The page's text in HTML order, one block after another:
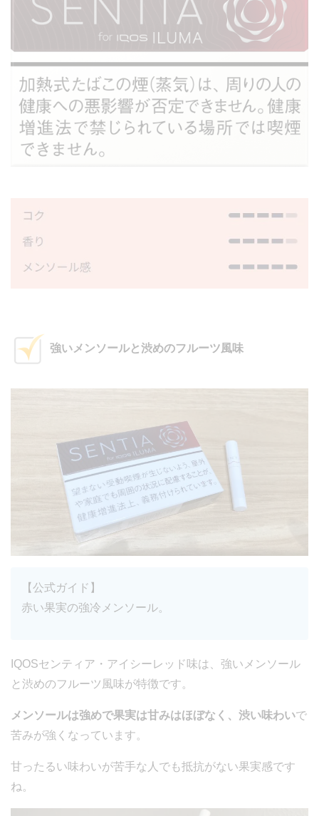
強いメンソールと渋めのフルーツ風味
【公式ガイド】
赤い果実の強冷メンソール。
IQOSセンティア・アイシーレッド味は、強いメンソール
と渋めのフルーツ風味が特徴です。
メンソールは強めで果実は甘みはほぼなく、渋い味わいで
苦みが強くなっています。
甘ったるい味わいが苦手な人でも抵抗がない果実感です
ね。